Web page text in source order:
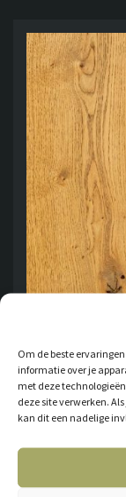
Om de beste
informatie over je
met deze
deze site verwerken.
kan dit een nadelige
Amsterdam
€96,17 PER M